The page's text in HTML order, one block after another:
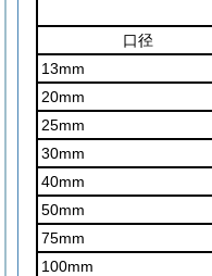
口径
13mm
20mm
25mm
30mm
40mm
50mm
75mm
100mm